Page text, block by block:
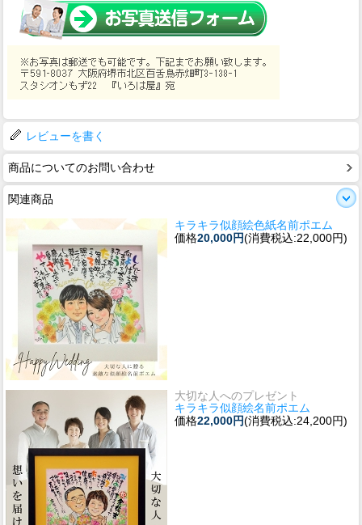
レビューを書く
商品についてのお問い合わせ
関連商品
キラキラ似顔絵色紙名前ポエム
価格20,000円(消費税込:22,000円)
大切な人へのプレゼント
キラキラ似顔絵名前ポエム
価格22,000円(消費税込:24,200円)